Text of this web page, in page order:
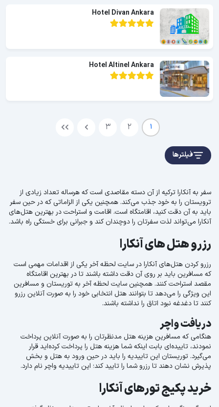
Hotel Divan Ankara
Hotel Altinel Ankara
1
2
3
فیلترها
سفر به آنکارا ترکیه از آن دسته مقاصدی است که هرساله تعداد زیادی از
ترویستان را به خود جذب می‌کند. همچنین یکی از الزاماتی که در حین سفر
باید به آن دقت کنید، اقامتگاه است. اقامت و استراحت در بهترین هتل‌های
آنکارا می‌تواند لذت سفرتان را دوچندان کند و جبرانی برای خستگی راه باشد.
رزرو هتل های آنکارا
رزرو کردن هتل‌های آنکارا در سایت لحظه آخر یکی از اقدامات مهمی است
که مسافرین باید بر روی آن دقت داشته باشند تا در بهترین اقامتگاه
مقصد استراحت کنند. همچنین سایت لحظه آخر به توریستان و مسافرین
این ویژگی را می‌دهد تا بتوانند هتل انتخابی خود را به صورت آنلاین رزرو
کنند تا دغدغه نبود اتاق را نداشته باشند.
دریافت واچر
هنگامی که مسافرین هزینه هتل مدنظرتان را به صورت آنلاین پرداخت
نمودند، تاییده‌ای بابت اینکه شما هزینه هتل را پرداخت کرده‌اید قرار
می‌گیرد. توریستان این تاییدیه را باید در حین ورود به هتل و بخش
پذیرش نشان دهند تا رزرو شما را تایید کند؛ این تاییدیه واچر نام دارد.
خرید پکیج تورهای آنکارا